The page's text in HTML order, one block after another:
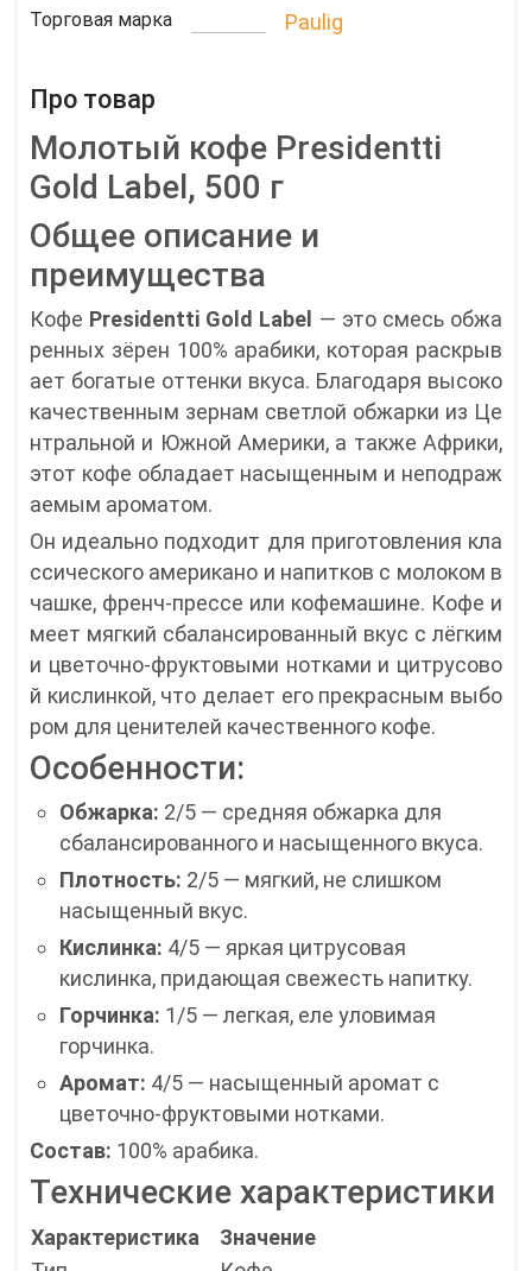
Торговая марка Paulig
Про товар
Молотый кофе Presidentti
Gold Label, 500 г
Общее описание и
преимущества
Кофе Presidentti Gold Label — это смесь обжа
ренных зёрен 100% арабики, которая раскрыв
ает богатые оттенки вкуса. Благодаря высоко
качественным зернам светлой обжарки из Це
нтральной и Южной Америки, а также Африки,
этот кофе обладает насыщенным и неподраж
аемым ароматом.
Он идеально подходит для приготовления кла
ссического американо и напитков с молоком в
чашке, френч-прессе или кофемашине. Кофе и
меет мягкий сбалансированный вкус с лёгким
и цветочно-фруктовыми нотками и цитрусово
й кислинкой, что делает его прекрасным выбо
ром для ценителей качественного кофе.
Особенности:
Обжарка: 2/5 — средняя обжарка для
сбалансированного и насыщенного вкуса.
Плотность: 2/5 — мягкий, не слишком
насыщенный вкус.
Кислинка: 4/5 — яркая цитрусовая
кислинка, придающая свежесть напитку.
Горчинка: 1/5 — легкая, еле уловимая
горчинка.
Аромат: 4/5 — насыщенный аромат с
цветочно-фруктовыми нотками.
Состав: 100% арабика.
Технические характеристики
Характеристика
Значение